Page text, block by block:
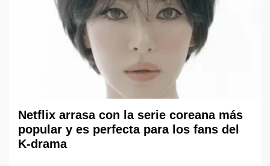
Netflix arrasa con la serie coreana más
popular y es perfecta para los fans del
K-drama